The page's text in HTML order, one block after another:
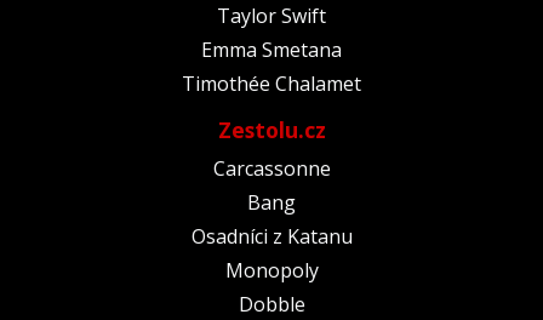
Taylor Swift
Emma Smetana
Timothée Chalamet
Zestolu.cz
Carcassonne
Bang
Osadníci z Katanu
Monopoly
Dobble